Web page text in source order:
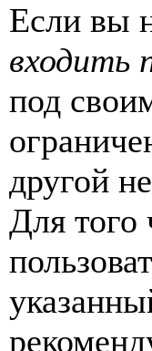
Если вы
входить
под
другой
Для того